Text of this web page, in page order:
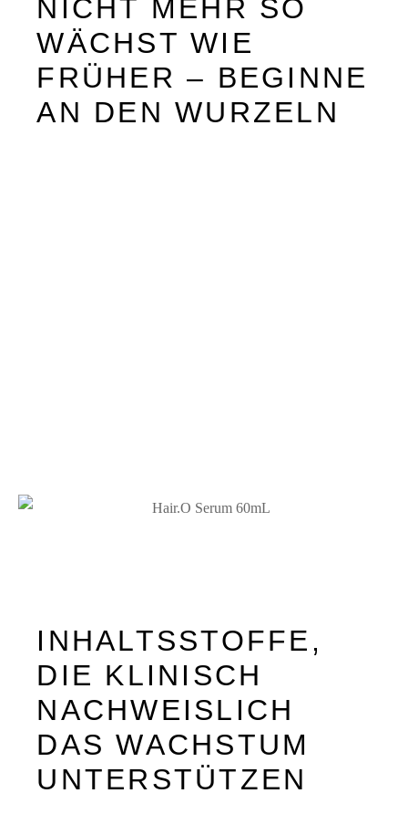
NICHT MEHR SO
WÄCHST WIE
FRÜHER – BEGINNE
AN DEN WURZELN
INHALTSSTOFFE,
DIE KLINISCH
NACHWEISLICH
DAS WACHSTUM
UNTERSTÜTZEN